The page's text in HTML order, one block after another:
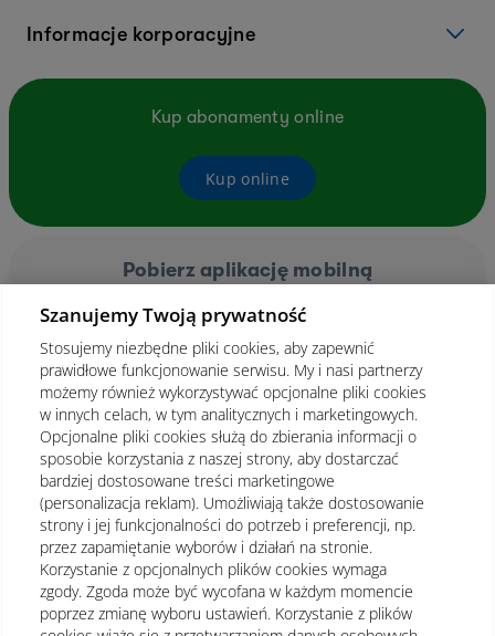
Informacje korporacyjne
Kup abonamenty online
Kup online
Pobierz aplikację mobilną
Szanujemy Twoją prywatność
Stosujemy niezbędne pliki cookies, aby zapewnić
prawidłowe funkcjonowanie serwisu. My i nasi partnerzy
możemy również wykorzystywać opcjonalne pliki cookies
w innych celach, w tym analitycznych i marketingowych.
Opcjonalne pliki cookies służą do zbierania informacji o
sposobie korzystania z naszej strony, aby dostarczać
bardziej dostosowane treści marketingowe
(personalizacja reklam). Umożliwiają także dostosowanie
strony i jej funkcjonalności do potrzeb i preferencji, np.
przez zapamiętanie wyborów i działań na stronie.
Korzystanie z opcjonalnych plików cookies wymaga
zgody. Zgoda może być wycofana w każdym momencie
poprzez zmianę wyboru ustawień. Korzystanie z plików